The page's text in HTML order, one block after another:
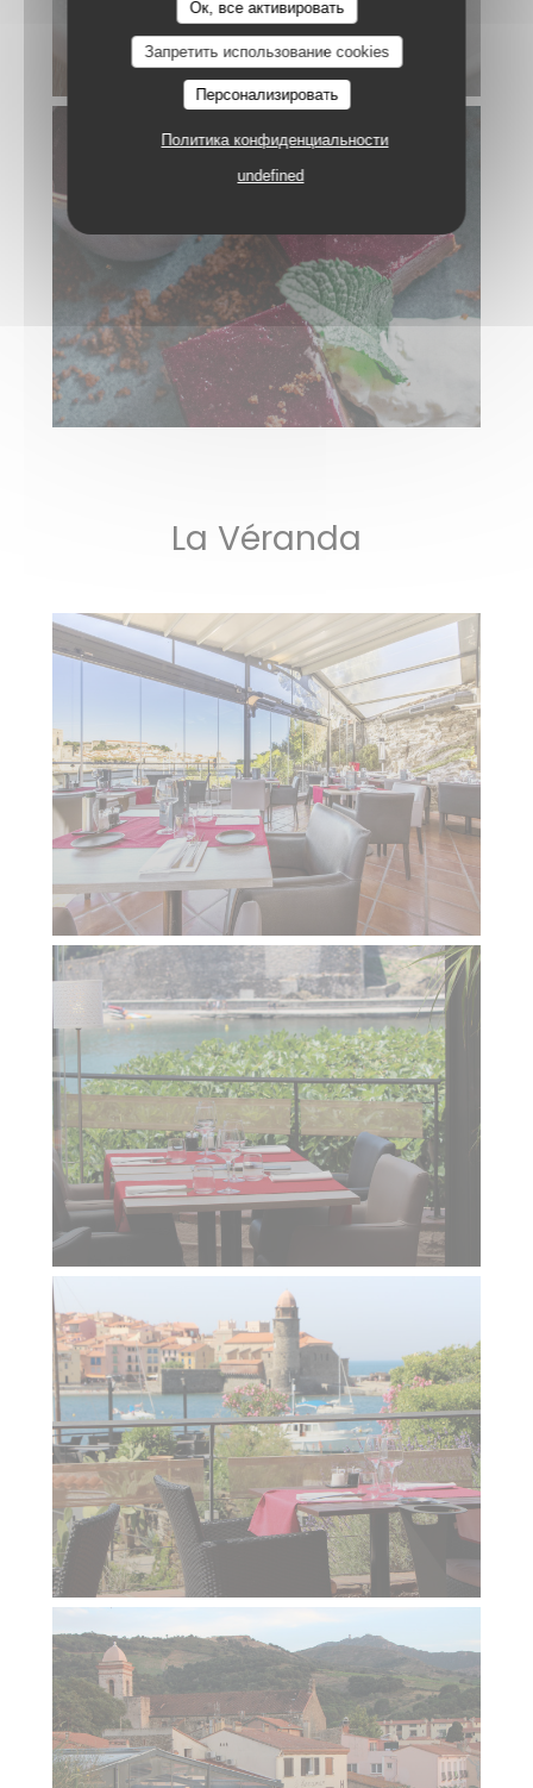
Ок, все активировать
Запретить использование cookies
Персонализировать
Политика конфиденциальности
undefined
La Véranda